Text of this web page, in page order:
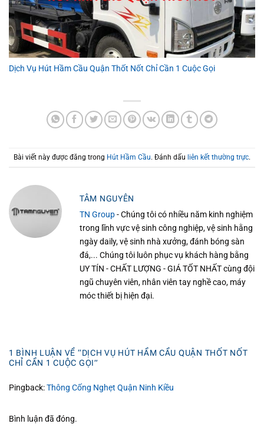
Dịch Vụ Hút Hầm Cầu Quận Thốt Nốt Chỉ Cần 1 Cuộc Gọi
Bài viết này được đăng trong Hút Hầm Cầu. Đánh dấu liên kết thường trực.
TÂM NGUYÊN
TN Group- Chúng tôi có nhiều năm kinh nghiệm
trong lĩnh vực vệ sinh công nghiệp, vệ sinh hằng
ngày daily, vệ sinh nhà xưởng, đánh bóng sàn
đá,... Chúng tôi luôn phục vụ khách hàng bằng
UY TÍN - CHẤT LƯỢNG - GIÁ TỐT NHẤT cùng đội
ngũ chuyên viên, nhân viên tay nghề cao, máy
móc thiết bị hiện đại.
1 BÌNH LUẬN VỀ “DỊCH VỤ HÚT HẦM CẦU QUẬN THỐT NỐT
CHỈ CẦN 1 CUỘC GỌI”
Pingback:Thông Cống Nghẹt Quận Ninh Kiều
Bình luận đã đóng.